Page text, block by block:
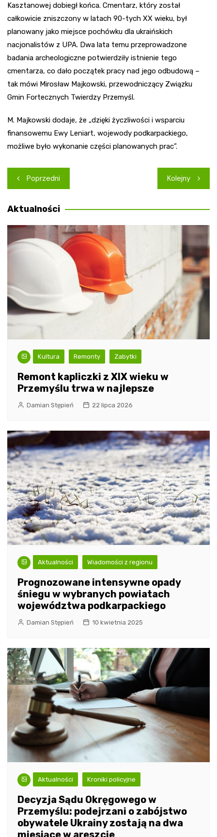
Kasztanowej dobiegł końca. Cmentarz, który został
całkowicie zniszczony w latach 90-tych XX wieku, był
planowany jako miejsce pochówku dla ukraińskich
nacjonalistów z UPA. Dwa lata temu przeprowadzone
badania archeologiczne potwierdziły istnienie tego
cmentarza, co dało początek pracy nad jego odbudową –
tak mówi Mirosław Majkowski, przewodniczący Związku
Gmin Fortecznych Twierdzy Przemyśl.
M. Majkowski dodaje, że „dzięki życzliwości i wsparciu
finansowemu Ewy Leniart, wojewody podkarpackiego,
możliwe było wykonanie części planowanych prac”.
Nawigacja
wpisu
Poprzedni Kolejny
Aktualności
Kultura Remonty Zabytki
Remont kapliczki z XIX wieku w
Przemyślu trwa w najlepsze
Damian Stępień 22 lipca 2026
Aktualności Wiadomości z regionu
Prognozowane intensywne opady
śniegu w wybranych powiatach
województwa podkarpackiego
Damian Stępień 10 kwietnia 2025
Aktualności Kroniki policyjne
Decyzja Sądu Okręgowego w
Przemyślu: podejrzani o zabójstwo
obywatele Ukrainy zostają na dwa